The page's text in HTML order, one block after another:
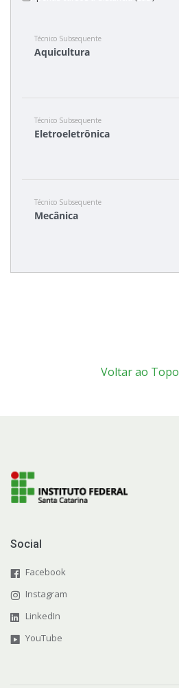
Transferências e Retornos
Técnico Subsequente
Aquicultura
Técnico Subsequente
Eletroeletrônica
Técnico Subsequente
Mecânica
Voltar ao Topo
Social
Facebook
Instagram
LinkedIn
YouTube